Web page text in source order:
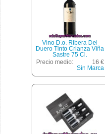
Vino D.o. Ribera Del
Duero Tinto Crianza Viña
Sastre 75 Cl.
Precio medio:
16 €
Sin Marca